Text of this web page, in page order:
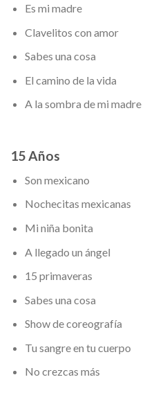
Es mi madre
Clavelitos con amor
Sabes una cosa
El camino de la vida
A la sombra de mi madre
15 Años
Son mexicano
Nochecitas mexicanas
Mi niña bonita
A llegado un ángel
15 primaveras
Sabes una cosa
Show de coreografía
Tu sangre en tu cuerpo
No crezcas más